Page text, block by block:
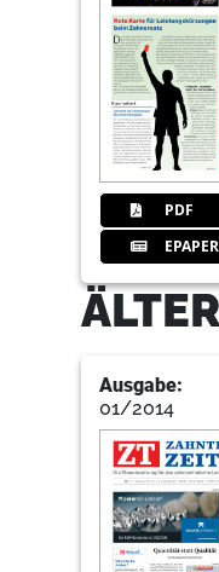
PDF
EPAPER
Ausgabe:
01/2014